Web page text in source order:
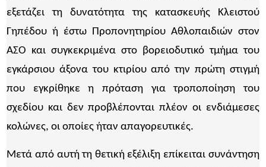
εξετάζει τη δυνατότητα της κατασκευής Κλειστού
Γηπέδου ή έστω Προπονητηρίου Αθλοπαιδιών στον
ΑΣΟ και συγκεκριμένα στο βορειοδυτικό τμήμα του
εγκάρσιου άξονα του κτιρίου από την πρώτη στιγμή
που εγκρίθηκε η πρόταση για τροποποίηση του
σχεδίου και δεν προβλέπονται πλέον οι ενδιάμεσες
κολώνες, οι οποίες ήταν απαγορευτικές.
Μετά από αυτή τη θετική εξέλιξη επίκειται συνάντηση